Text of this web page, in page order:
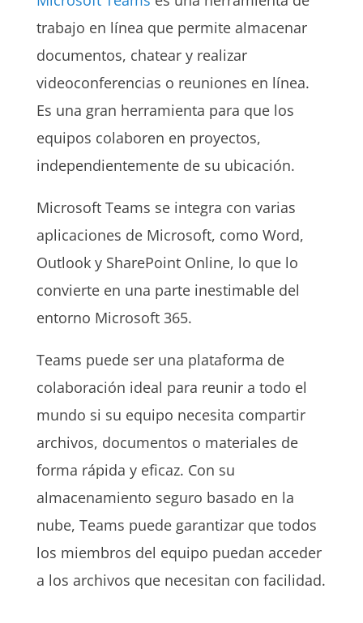
trabajo en línea que permite almacenar
documentos, chatear y realizar
videoconferencias o reuniones en línea.
Es una gran herramienta para que los
equipos colaboren en proyectos,
independientemente de su ubicación.
Microsoft Teams se integra con varias
aplicaciones de Microsoft, como Word,
Outlook y SharePoint Online, lo que lo
convierte en una parte inestimable del
entorno Microsoft 365.
Teams puede ser una plataforma de
colaboración ideal para reunir a todo el
mundo si su equipo necesita compartir
archivos, documentos o materiales de
forma rápida y eficaz. Con su
almacenamiento seguro basado en la
nube, Teams puede garantizar que todos
los miembros del equipo puedan acceder
a los archivos que necesitan con facilidad.